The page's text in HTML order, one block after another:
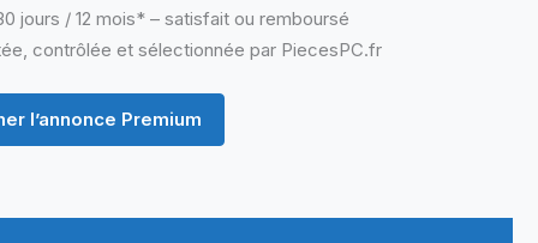
jours / 12 mois* – satisfait ou remboursé
contrôlée et sélectionnée par PiecesPC.fr
l’annonce Premium